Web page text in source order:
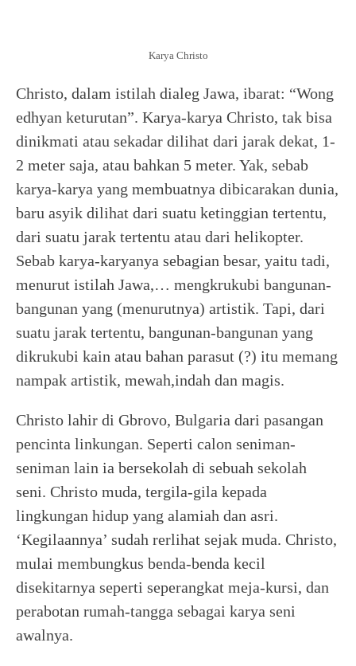
Karya Christo
Christo, dalam istilah dialeg Jawa, ibarat: “Wong
edhyan keturutan”. Karya-karya Christo, tak bisa
dinikmati atau sekadar dilihat dari jarak dekat, 1-
2 meter saja, atau bahkan 5 meter. Yak, sebab
karya-karya yang membuatnya dibicarakan dunia,
baru asyik dilihat dari suatu ketinggian tertentu,
dari suatu jarak tertentu atau dari helikopter.
Sebab karya-karyanya sebagian besar, yaitu tadi,
menurut istilah Jawa,… mengkrukubi bangunan-
bangunan yang (menurutnya) artistik. Tapi, dari
suatu jarak tertentu, bangunan-bangunan yang
dikrukubi kain atau bahan parasut (?) itu memang
nampak artistik, mewah,indah dan magis.
Christo lahir di Gbrovo, Bulgaria dari pasangan
pencinta linkungan. Seperti calon seniman-
seniman lain ia bersekolah di sebuah sekolah
seni. Christo muda, tergila-gila kepada
lingkungan hidup yang alamiah dan asri.
‘Kegilaannya’ sudah rerlihat sejak muda. Christo,
mulai membungkus benda-benda kecil
disekitarnya seperti seperangkat meja-kursi, dan
perabotan rumah-tangga sebagai karya seni
awalnya.